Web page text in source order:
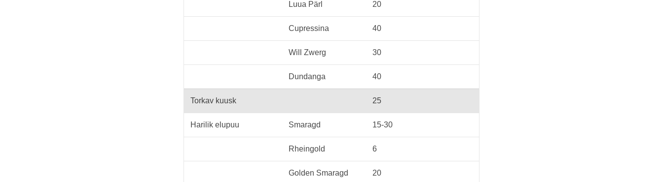
Luua Pärl 20
Cupressina 40
Will Zwerg 30
Dundanga 40
Torkav kuusk 25
Harilik elupuu Smaragd 15-30
Rheingold 6
Golden Smaragd 20